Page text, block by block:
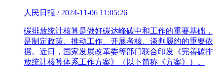
人民日报 / 2024-11-06 11:05:26
碳排放统计核算是做好碳达峰碳中和工作的重要基础，
是制定政策、推动工作、开展考核、谈判履约的重要依
据。近日，国家发展改革委等部门联合印发《完善碳排
放统计核算体系工作方案》（以下简称《方案》）。